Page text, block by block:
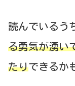
読んでいるう
る勇気が湧い
たりできるか